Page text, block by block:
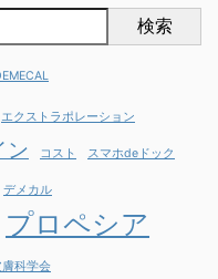
検索
エクストラポレーション
ン コスト スマホdeドック
デメカル
プロペシア
膚科学会